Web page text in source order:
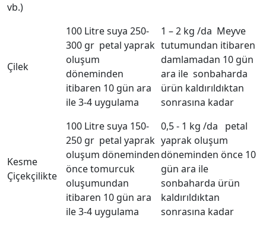
vb.)
Çilek
100 Litre suya 250-
300 gr petal yaprak
oluşum
döneminden
itibaren 10 gün ara
ile 3-4 uygulama
1 – 2 kg /da Meyve
tutumundan itibaren
damlamadan 10 gün
ara ile sonbaharda
ürün kaldırıldıktan
sonrasına kadar
Kesme
Çiçekçilikte
100 Litre suya 150-
250 gr petal yaprak
oluşum döneminden
önce tomurcuk
oluşumundan
itibaren 10 gün ara
ile 3-4 uygulama
0,5 - 1 kg /da petal
yaprak oluşum
döneminden önce 10
gün ara ile
sonbaharda ürün
kaldırıldıktan
sonrasına kadar